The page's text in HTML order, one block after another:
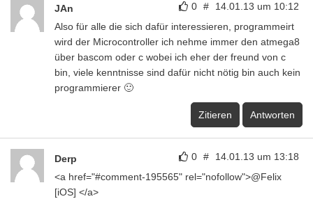
0 # 14.01.13 um 10:12
JAn
Also für alle die sich dafür interessieren, programmeirt
wird der Microcontroller ich nehme immer den atmega8
über bascom oder c wobei ich eher der freund von c
bin, viele kenntnisse sind dafür nicht nötig bin auch kein
programmierer 🙂
Zitieren Antworten
0 # 14.01.13 um 13:18
Derp
<a href="#comment-195565" rel="nofollow">@Felix
[iOS] </a>